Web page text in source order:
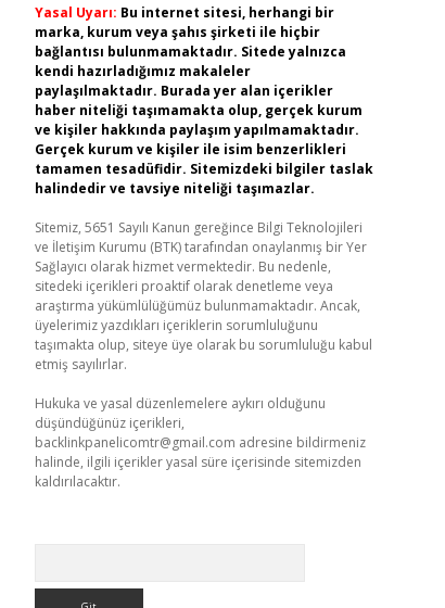
Yasal Uyarı: Bu internet sitesi, herhangi bir
marka, kurum veya şahıs şirketi ile hiçbir
bağlantısı bulunmamaktadır. Sitede yalnızca
kendi hazırladığımız makaleler
paylaşılmaktadır. Burada yer alan içerikler
haber niteliği taşımamakta olup, gerçek kurum
ve kişiler hakkında paylaşım yapılmamaktadır.
Gerçek kurum ve kişiler ile isim benzerlikleri
tamamen tesadüfidir. Sitemizdeki bilgiler taslak
halindedir ve tavsiye niteliği taşımazlar.
Sitemiz, 5651 Sayılı Kanun gereğince Bilgi Teknolojileri
ve İletişim Kurumu (BTK) tarafından onaylanmış bir Yer
Sağlayıcı olarak hizmet vermektedir. Bu nedenle,
sitedeki içerikleri proaktif olarak denetleme veya
araştırma yükümlülüğümüz bulunmamaktadır. Ancak,
üyelerimiz yazdıkları içeriklerin sorumluluğunu
taşımakta olup, siteye üye olarak bu sorumluluğu kabul
etmiş sayılırlar.
Hukuka ve yasal düzenlemelere aykırı olduğunu
düşündüğünüz içerikleri,
backlinkpanelicomtr@gmail.com adresine bildirmeniz
halinde, ilgili içerikler yasal süre içerisinde sitemizden
kaldırılacaktır.